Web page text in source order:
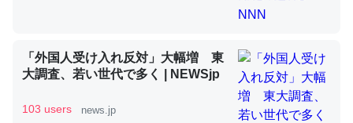
類は苦労してるんだな…。腹足類だと殻を無くしてナメク
─ニュース :: 【研究発表】昆虫学の大問題＝「昆虫はなぜ海にいな
いのか」に関する新仮説
「外国人受け入れ反対」大幅増 東
大調査、若い世代で多く | NEWSjp
103 users news.jp